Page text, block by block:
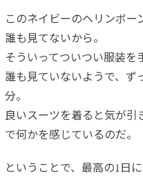
このネイビーのヘリンボー
誰も見てないから。
そういってついつい服装を
誰も見ていないようで、ず
分。
良いスーツを着ると気が引
で何かを感じているのだ。
ということで、最高の1日